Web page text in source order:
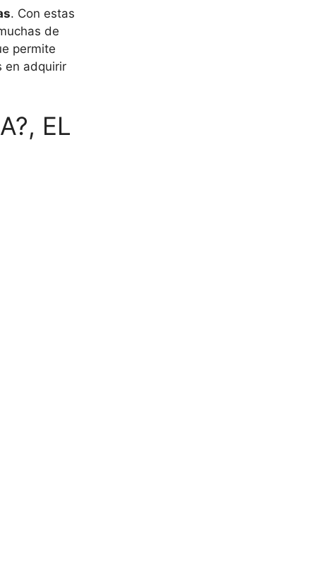
. Con estas
de
permite
en adquirir
EL